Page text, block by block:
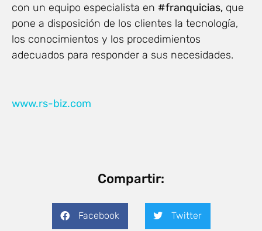
con un equipo especialista en #franquicias, que
pone a disposición de los clientes la tecnología,
los conocimientos y los procedimientos
adecuados para responder a sus necesidades.
www.rs-biz.com
Compartir:
Facebook Twitter